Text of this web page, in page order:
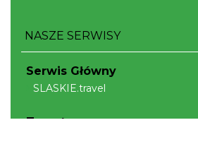
NASZE SERWISY
Serwis Główny
SLASKIE.travel
Tematyczne